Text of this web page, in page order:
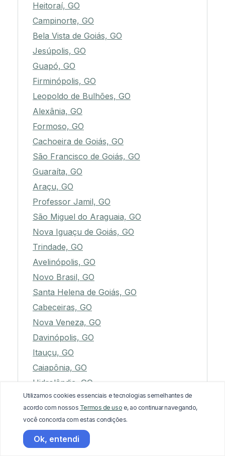
Heitoraí, GO
Campinorte, GO
Bela Vista de Goiás, GO
Jesúpolis, GO
Guapó, GO
Firminópolis, GO
Leopoldo de Bulhões, GO
Alexânia, GO
Formoso, GO
Cachoeira de Goiás, GO
São Francisco de Goiás, GO
Guaraíta, GO
Araçu, GO
Professor Jamil, GO
São Miguel do Araguaia, GO
Nova Iguaçu de Goiás, GO
Trindade, GO
Avelinópolis, GO
Novo Brasil, GO
Santa Helena de Goiás, GO
Cabeceiras, GO
Nova Veneza, GO
Davinópolis, GO
Itauçu, GO
Caiapônia, GO
Hidrolândia, GO
Edealina, GO
Senador Canedo, GO
Mairipotaba, GO
Pilar de Goiás, GO
Utilizamos cookies essenciais e tecnologias semelhantes de
acordo com nossos Termos de uso e, ao continuar navegando,
você concorda com estas condições.
Ok, entendi